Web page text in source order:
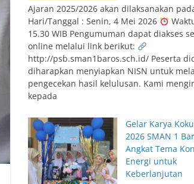
Ajaran 2025/2026 akan dilaksanakan
Hari/Tanggal : Senin, 4 Mei 2026
15.30 WIB Pengumuman dapat diakses
online melalui link berikut:
http://psb.sman1baros.sch.id/ Peserta
diharapkan menyiapkan NISN untuk
pengecekan hasil kelulusan. Kami
kepada
Gelar Karya
2026 SMAN 1
Angkat Tema
Energi untuk
Keberlanjutan